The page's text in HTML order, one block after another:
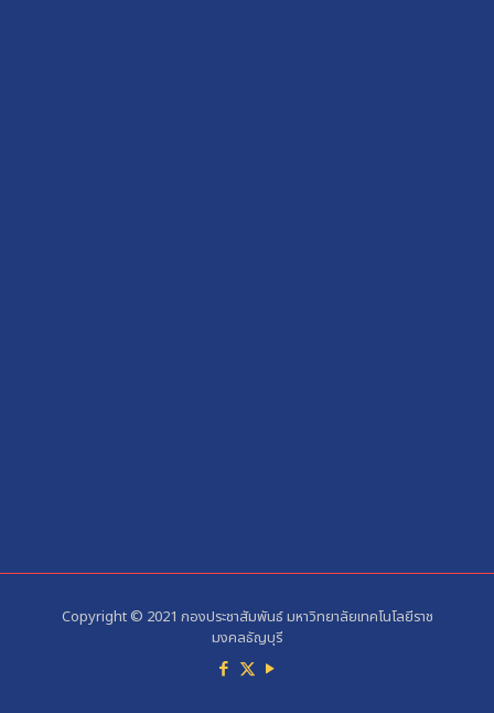
Copyright © 2021 กองประชาสัมพันธ์ มหาวิทยาลัยเทคโนโลยีราช
มงคลธัญบุรี